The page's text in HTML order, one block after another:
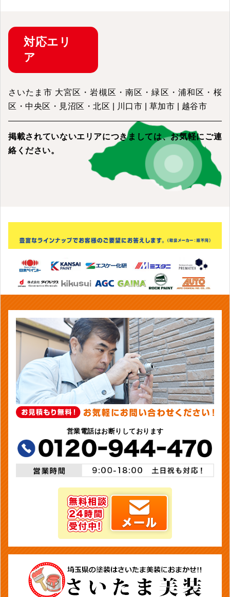
対応エリ
ア
さいたま市 大宮区・岩槻区・南区・緑区・浦和区・桜
区・中央区・見沼区・北区 | 川口市 | 草加市 | 越谷市
掲載されていないエリアにつきましては、お気軽にご連
絡ください。
営業電話はお断りしております